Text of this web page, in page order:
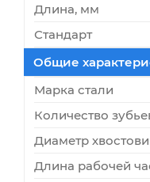
Длина, мм
Стандарт
Общие
Марка стали
Количество
Диаметр
Длина рабочей